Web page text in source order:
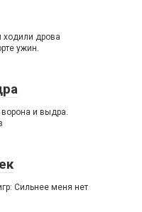
дрова
ужин.
и выдра.
Сильнее меня нет